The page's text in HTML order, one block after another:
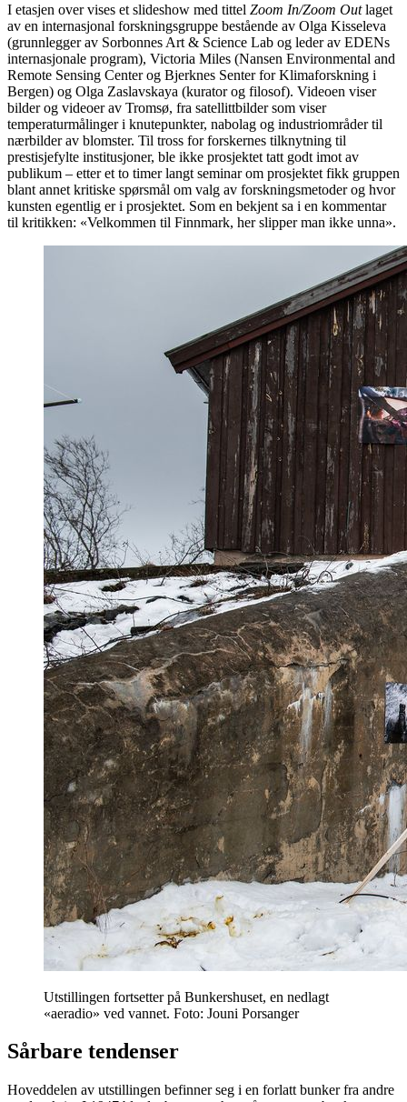
I etasjen over vises et slideshow med tittel Zoom In/Zoom Outlaget
av en internasjonal forskningsgruppe bestående av Olga Kisseleva
(grunnlegger av Sorbonnes Art & Science Lab og leder av EDENs
internasjonale program), Victoria Miles (Nansen Environmental and
Remote Sensing Center og Bjerknes Senter for Klimaforskning i
Bergen) og Olga Zaslavskaya (kurator og filosof). Videoen viser
bilder og videoer av Tromsø, fra satellittbilder som viser
temperaturmålinger i knutepunkter, nabolag og industriområder til
nærbilder av blomster. Til tross for forskernes tilknytning til
prestisjefylte institusjoner, ble ikke prosjektet tatt godt imot av
publikum – etter et to timer langt seminar om prosjektet fikk gruppen
blant annet kritiske spørsmål om valg av forskningsmetoder og hvor
kunsten egentlig er i prosjektet. Som en bekjent sa i en kommentar
til kritikken: «Velkommen til Finnmark, her slipper man ikke unna».
Utstillingen fortsetter på Bunkershuset, en nedlagt
«aeradio» ved vannet. Foto: Jouni Porsanger
Sårbare tendenser
Hoveddelen av utstillingen befinner seg i en forlatt bunker fra andre